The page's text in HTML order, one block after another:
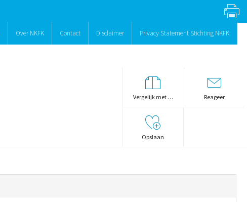
Over NKFK Contact Disclaimer Privacy Statement Stichting NKFK
Vergelijk met … Reageer
Opslaan